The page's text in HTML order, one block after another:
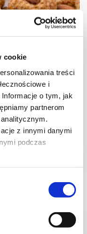
cookie
treści
i
o tym, jak
partnerom
z innymi danymi
podczas